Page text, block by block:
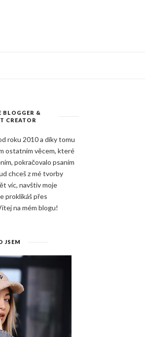
BLOGGER &
CREATOR
roku 2010 a díky tomu
ostatním věcem, které
pokračovalo psaním
chceš z mé tvorby
víc, navštiv moje
proklikáš přes
na mém blogu!
JSEM